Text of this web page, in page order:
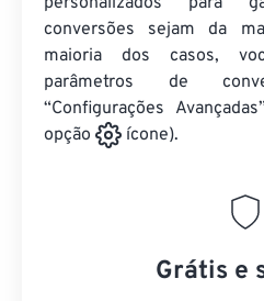
conversões sejam da
maioria dos casos,
parâmetros de
“Configurações
opção
ícone).
Grátis e